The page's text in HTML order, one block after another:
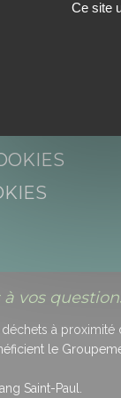
à vos
à proximité
le
Saint-Paul.
Ce site